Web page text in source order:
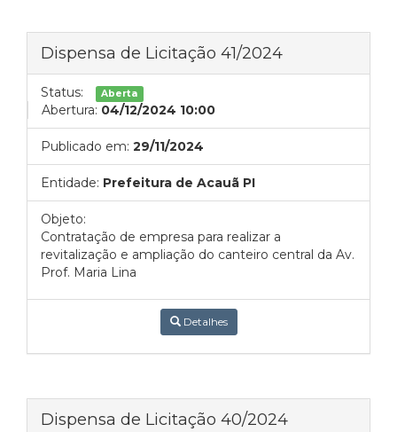
Dispensa de Licitação 41/2024
Status: Aberta
Abertura: 04/12/2024 10:00
Publicado em: 29/11/2024
Entidade: Prefeitura de Acauã PI
Objeto:
Contratação de empresa para realizar a
revitalização e ampliação do canteiro central da Av.
Prof. Maria Lina
Detalhes
Dispensa de Licitação 40/2024